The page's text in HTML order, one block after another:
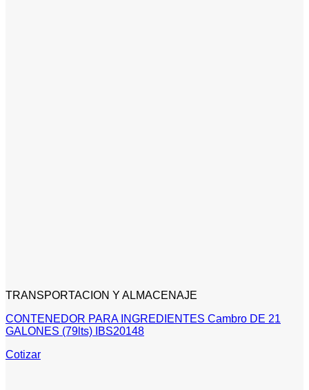
TRANSPORTACION Y ALMACENAJE
CONTENEDOR PARA INGREDIENTES Cambro DE 21
GALONES (79lts) IBS20148
Cotizar